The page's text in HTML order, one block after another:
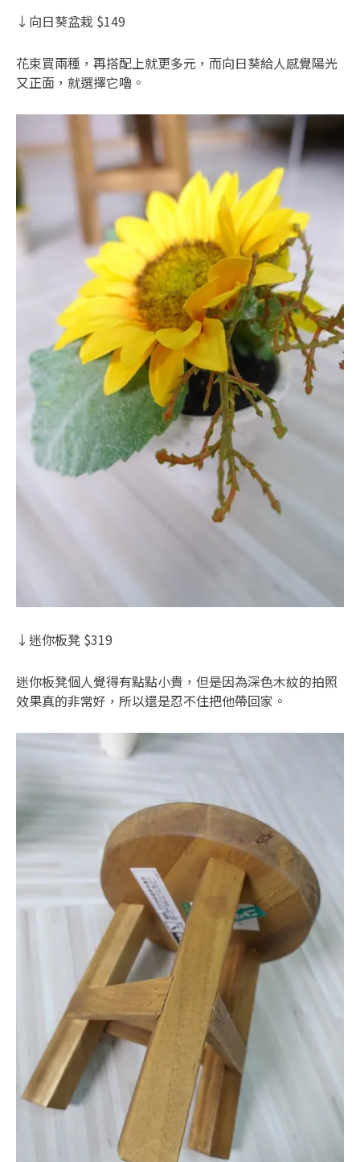
↓向日葵盆栽 $149
花束買兩種，再搭配上就更多元，而向日葵給人感覺陽光
又正面，就選擇它嚕。
↓迷你板凳 $319
迷你板凳個人覺得有點點小貴，但是因為深色木紋的拍照
效果真的非常好，所以還是忍不住把他帶回家。